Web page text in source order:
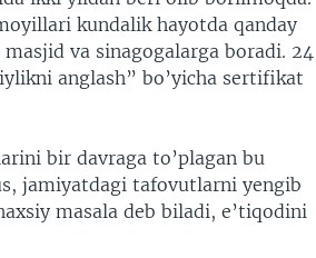
kundalik hayotda qanday
va sinagogalarga boradi. 24
anglash” bo’yicha sertifikat
bir davraga to’plagan bu
jamiyatdagi tafovutlarni yengib
masala deb biladi, e’tiqodini